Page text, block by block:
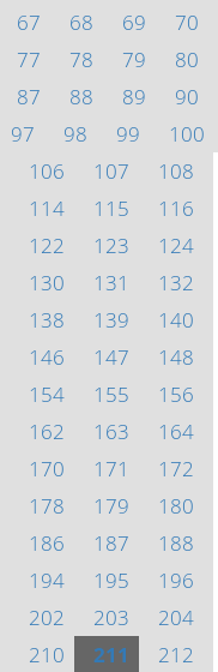
67 68 69
70
77 78 79
80
87 88 89
90
97 98 99
100
106 107
108
114 115
116
122 123
124
130 131
132
138 139
140
146 147
148
154 155
156
162 163
164
170 171
172
178 179
180
186 187
188
194 195
196
202 203
204
210 211
212